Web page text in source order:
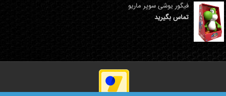
فیگور یوشی سوپر ماریو
تماس بگیرید